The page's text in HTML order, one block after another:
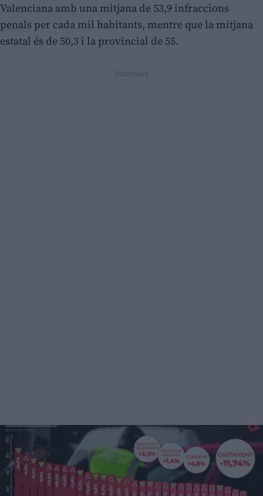
Valenciana amb una mitjana de 53,9 infraccions
penals per cada mil habitants, mentre que la mitjana
estatal és de 50,3 i la provincial de 55.